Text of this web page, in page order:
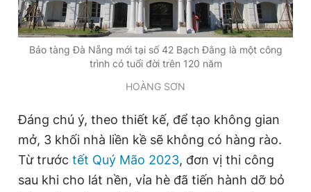
Bảo tàng Đà Nẵng mới tại số 42 Bạch Đằng là một công
trình có tuổi đời trên 120 năm
HOÀNG SƠN
Đáng chú ý, theo thiết kế, để tạo không gian
mở, 3 khối nhà liền kề sẽ không có hàng rào.
Từ trước tết Quý Mão 2023, đơn vị thi công
sau khi cho lát nền, vỉa hè đã tiến hành dỡ bỏ